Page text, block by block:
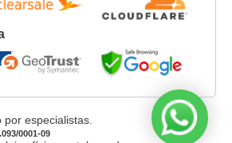
especialistas.
0001-09